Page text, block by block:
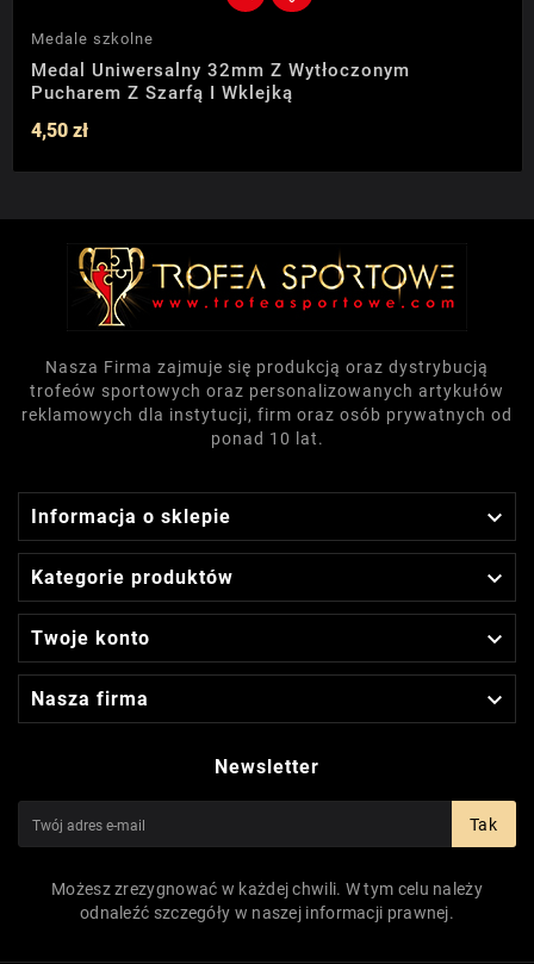
Medale szkolne
Medal Uniwersalny 32mm Z Wytłoczonym
Pucharem Z Szarfą I Wklejką
4,50 zł
Nasza Firma zajmuje się produkcją oraz dystrybucją
trofeów sportowych oraz personalizowanych artykułów
reklamowych dla instytucji, firm oraz osób prywatnych od
ponad 10 lat.
Informacja o sklepie 
Kategorie produktów 
Twoje konto 
Nasza firma 
Newsletter
Tak
Możesz zrezygnować w każdej chwili. W tym celu należy
odnaleźć szczegóły w naszej informacji prawnej.